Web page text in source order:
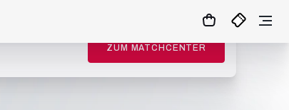
ZUM MATCHCENTER